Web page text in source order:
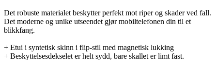
Det robuste materialet beskytter perfekt mot riper og skader ved fall.
Det moderne og unike utseendet gjør mobiltelefonen din til et
blikkfang.
+ Etui i syntetisk skinn i flip-stil med magnetisk lukking
+ Beskyttelsesdekselet er helt sydd, bare skallet er limt fast.